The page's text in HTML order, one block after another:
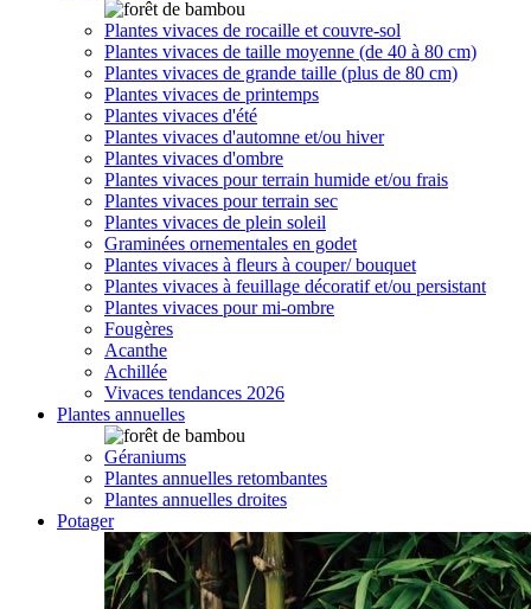
Plantes vivaces de rocaille et couvre-sol
Plantes vivaces de taille moyenne (de 40 à 80 cm)
Plantes vivaces de grande taille (plus de 80 cm)
Plantes vivaces de printemps
Plantes vivaces d'été
Plantes vivaces d'automne et/ou hiver
Plantes vivaces d'ombre
Plantes vivaces pour terrain humide et/ou frais
Plantes vivaces pour terrain sec
Plantes vivaces de plein soleil
Graminées ornementales en godet
Plantes vivaces à fleurs à couper/ bouquet
Plantes vivaces à feuillage décoratif et/ou persistant
Plantes vivaces pour mi-ombre
Fougères
Acanthe
Achillée
Vivaces tendances 2026
Plantes annuelles
Géraniums
Plantes annuelles retombantes
Plantes annuelles droites
Potager